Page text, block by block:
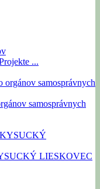
...
samosprávnych
LIESKOVEC